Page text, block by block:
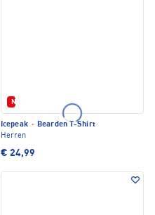
Neu
Icepeak · Bearden T-Shirt
Herren
€ 24,99